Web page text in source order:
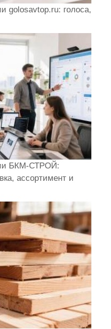
golosavtop.ru: голоса,
БКМ-СТРОЙ:
ассортимент и